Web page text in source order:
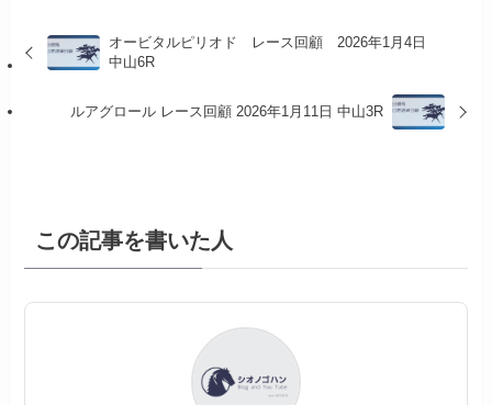
オービタルピリオド レース回顧 2026年1月4日
中山6R
ルアグロール レース回顧 2026年1月11日 中山3R
この記事を書いた人